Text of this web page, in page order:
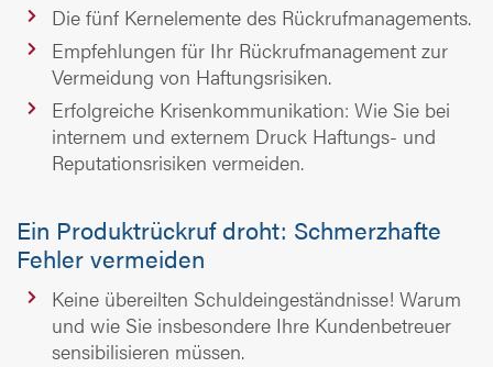
Die fünf Kernelemente des Rückrufmanagements.
Empfehlungen für Ihr Rückrufmanagement zur
Vermeidung von Haftungsrisiken.
Erfolgreiche Krisenkommunikation: Wie Sie bei
internem und externem Druck Haftungs- und
Reputationsrisiken vermeiden.
Ein Produktrückruf droht: Schmerzhafte
Fehler vermeiden
Keine übereilten Schuldeingeständnisse! Warum
und wie Sie insbesondere Ihre Kundenbetreuer
sensibilisieren müssen.